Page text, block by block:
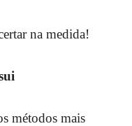
na medida!
métodos mais